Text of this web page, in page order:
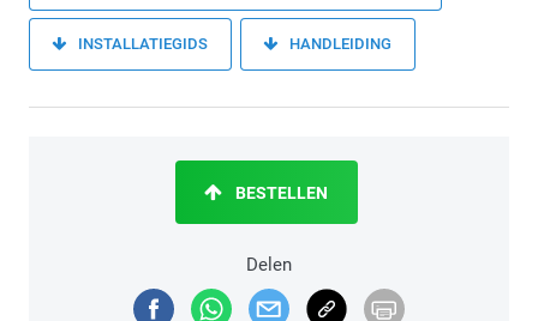
INSTALLATIEGIDS HANDLEIDING
Delen
BESTELLEN